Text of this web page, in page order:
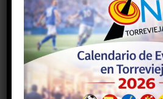
A la entrega de los premios
Juventud de Torrevieja, Domingo
coordinaro de la UA en Torrevieja
el presidente de la Asociación
Sergio Ros.